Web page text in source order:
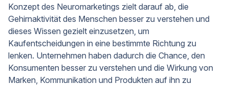
Konzept des Neuromarketings zielt darauf ab, die
Gehirnaktivität des Menschen besser zu verstehen und
dieses Wissen gezielt einzusetzen, um
Kaufentscheidungen in eine bestimmte Richtung zu
lenken. Unternehmen haben dadurch die Chance, den
Konsumenten besser zu verstehen und die Wirkung von
Marken, Kommunikation und Produkten auf ihn zu